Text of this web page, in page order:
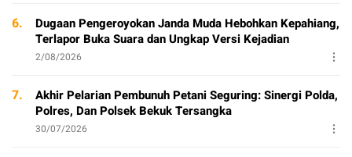
6.
Dugaan Pengeroyokan Janda Muda Hebohkan Kepahiang,
Terlapor Buka Suara dan Ungkap Versi Kejadian
2/08/2026
7.
Akhir Pelarian Pembunuh Petani Seguring: Sinergi Polda,
Polres, Dan Polsek Bekuk Tersangka
30/07/2026